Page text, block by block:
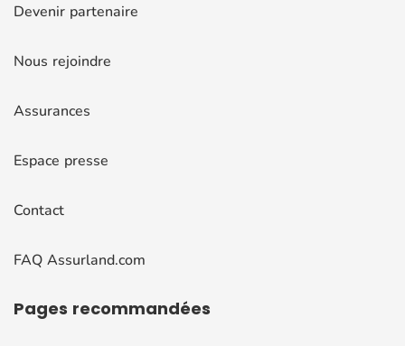
Devenir partenaire
Nous rejoindre
Assurances
Espace presse
Contact
FAQ Assurland.com
Pages recommandées